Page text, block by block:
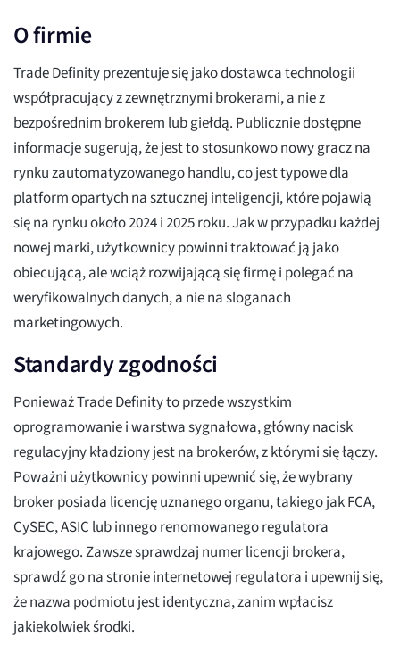
O firmie
Trade Definity prezentuje się jako dostawca technologii
współpracujący z zewnętrznymi brokerami, a nie z
bezpośrednim brokerem lub giełdą. Publicznie dostępne
informacje sugerują, że jest to stosunkowo nowy gracz na
rynku zautomatyzowanego handlu, co jest typowe dla
platform opartych na sztucznej inteligencji, które pojawią
się na rynku około 2024 i 2025 roku. Jak w przypadku każdej
nowej marki, użytkownicy powinni traktować ją jako
obiecującą, ale wciąż rozwijającą się firmę i polegać na
weryfikowalnych danych, a nie na sloganach
marketingowych.
Standardy zgodności
Ponieważ Trade Definity to przede wszystkim
oprogramowanie i warstwa sygnałowa, główny nacisk
regulacyjny kładziony jest na brokerów, z którymi się łączy.
Poważni użytkownicy powinni upewnić się, że wybrany
broker posiada licencję uznanego organu, takiego jak FCA,
CySEC, ASIC lub innego renomowanego regulatora
krajowego. Zawsze sprawdzaj numer licencji brokera,
sprawdź go na stronie internetowej regulatora i upewnij się,
że nazwa podmiotu jest identyczna, zanim wpłacisz
jakiekolwiek środki.